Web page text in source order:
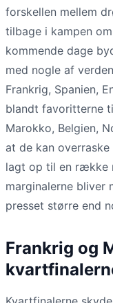
forskellen mellem
tilbage i kampen
kommende dage
med nogle af
Frankrig, Spanien,
blandt favoritterne
Marokko, Belgien,
at de kan
lagt op til en række
marginalerne bliver
presset større end
Frankrig og